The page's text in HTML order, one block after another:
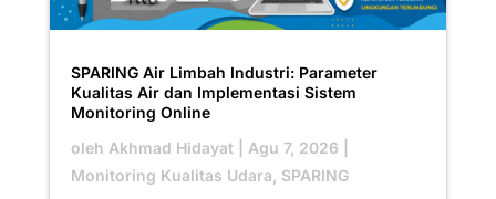
SPARING Air Limbah Industri: Parameter
Kualitas Air dan Implementasi Sistem
Monitoring Online
oleh Akhmad Hidayat Agu 7, 2026
Monitoring Kualitas Udara SPARING